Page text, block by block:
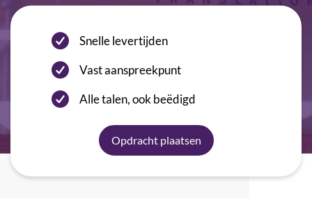
Snelle levertijden
Vast aanspreekpunt
Alle talen, ook beëdigd
Opdracht plaatsen